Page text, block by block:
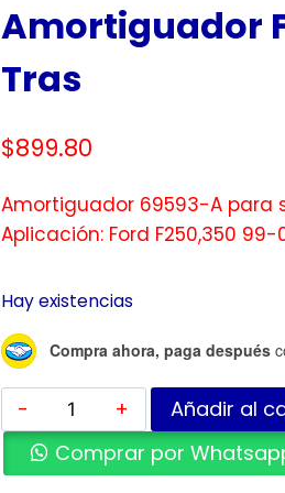
Amortiguador
Tras
$899.80
Amortiguador 69593-A para
Aplicación: Ford F250,350 99-
Hay existencias
Compra ahora, paga después
Añadir al
Comprar por